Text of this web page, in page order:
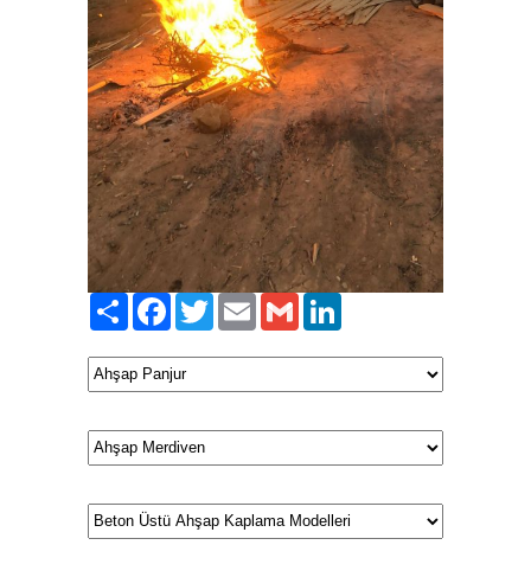
PaylaşFacebook
TwitterEmailGmailLinkedIn